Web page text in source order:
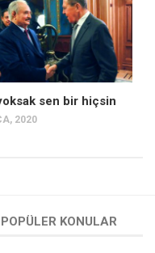
sen bir hiçsin
2020
POPÜLER KONULAR